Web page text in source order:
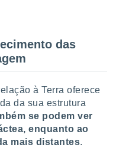
das
à Terra oferece
da sua estrutura
se podem ver
enquanto ao
mais distantes.